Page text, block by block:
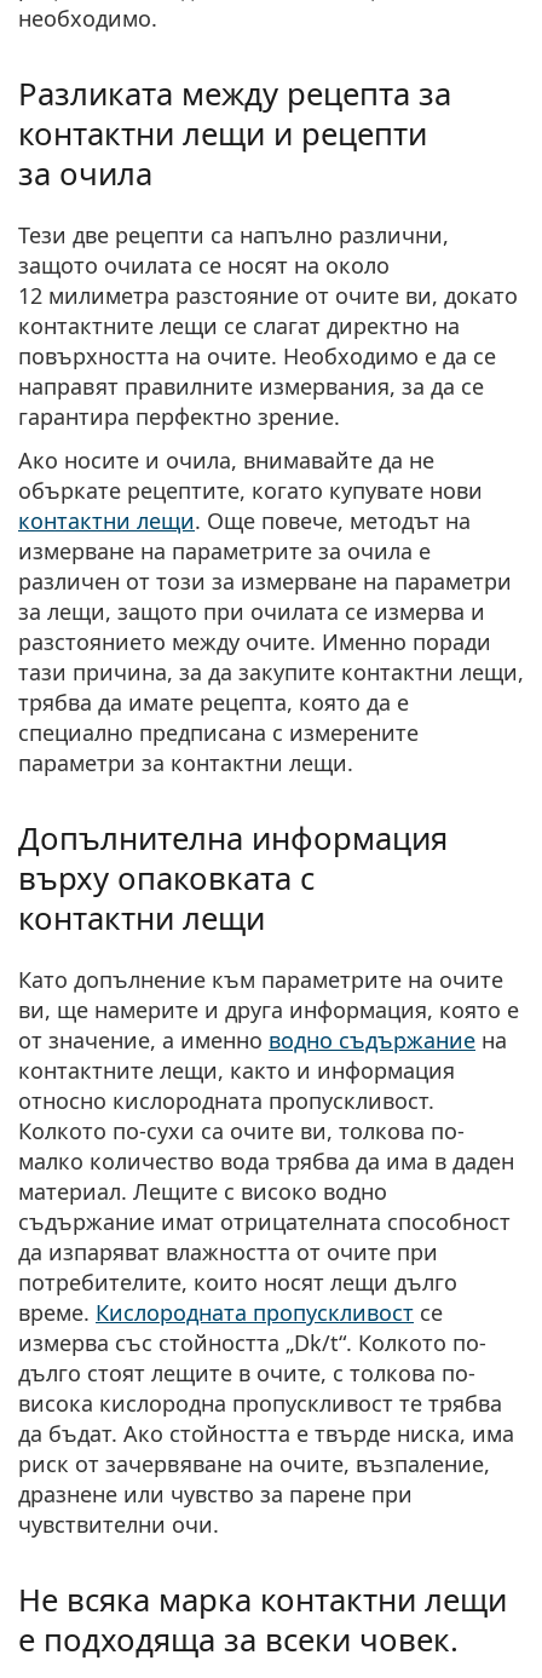
необходимо.
Разликата между рецепта за
контактни лещи и рецепти
за очила
Тези две рецепти са напълно различни,
защото очилата се носят на около
12 милиметра разстояние от очите ви, докато
контактните лещи се слагат директно на
повърхността на очите. Необходимо е да се
направят правилните измервания, за да се
гарантира перфектно зрение.
Ако носите и очила, внимавайте да не
объркате рецептите, когато купувате нови
контактни лещи. Още повече, методът на
измерване на параметрите за очила е
различен от този за измерване на параметри
за лещи, защото при очилата се измерва и
разстоянието между очите. Именно поради
тази причина, за да закупите контактни лещи,
трябва да имате рецепта, която да е
специално предписана с измерените
параметри за контактни лещи.
Допълнителна информация
върху опаковката с
контактни лещи
Като допълнение към параметрите на очите
ви, ще намерите и друга информация, която е
от значение, а именно водно съдържание на
контактните лещи, както и информация
относно кислородната пропускливост.
Колкото по-сухи са очите ви, толкова по-
малко количество вода трябва да има в даден
материал. Лещите с високо водно
съдържание имат отрицателната способност
да изпаряват влажността от очите при
потребителите, които носят лещи дълго
време. Кислородната пропускливост се
измерва със стойността „Dk/t“. Колкото по-
дълго стоят лещите в очите, с толкова по-
висока кислородна пропускливост те трябва
да бъдат. Ако стойността е твърде ниска, има
риск от зачервяване на очите, възпаление,
дразнене или чувство за парене при
чувствителни очи.
Не всяка марка контактни лещи
е подходяща за всеки човек.